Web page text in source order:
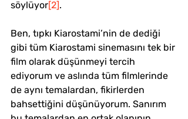
söylüyor[2].
Ben, tıpkı Kiarostami’nin de dediği
gibi tüm Kiarostami sinemasını tek bir
film olarak düşünmeyi tercih
ediyorum ve aslında tüm filmlerinde
de aynı temalardan, fikirlerden
bahsettiğini düşünüyorum. Sanırım